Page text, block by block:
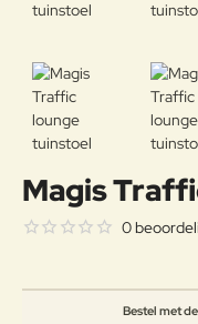
Magis
Bestel met
0